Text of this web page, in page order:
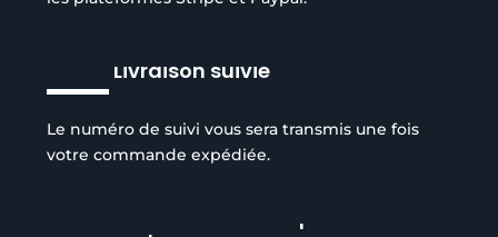
Livraison suivie
Le numéro de suivi vous sera transmis une fois
votre commande expédiée.